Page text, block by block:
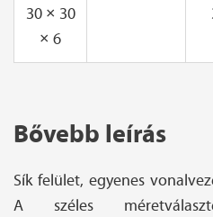
30 × 30
× 6
Bővebb leírás
Sík felület, egyenes
A széles